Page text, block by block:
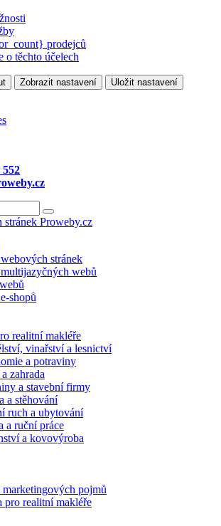
prodejců
o těchto účelech
Zobrazit nastavení Uložit nastavení
552
stránek
webů
shopů
realitní makléře
vinařství a lesnictví
a potraviny
zahrada
a stavební firmy
a stěhování
ruch a ubytování
a ruční práce
a kovovýroba
pojmů
pro realitní makléře